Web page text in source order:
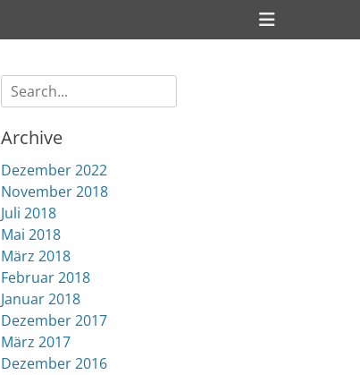
Header
Toggle
Suche
nach:
Archive
Dezember 2022
November 2018
Juli 2018
Mai 2018
März 2018
Februar 2018
Januar 2018
Dezember 2017
März 2017
Dezember 2016